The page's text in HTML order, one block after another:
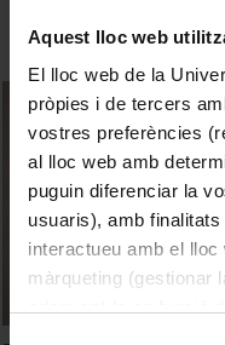
Aquest lloc web
El lloc web de la
pròpies i de tercers
vostres preferències
al lloc web amb
puguin diferenciar la
usuaris), amb
interactueu amb el
màrqueting (gestionar